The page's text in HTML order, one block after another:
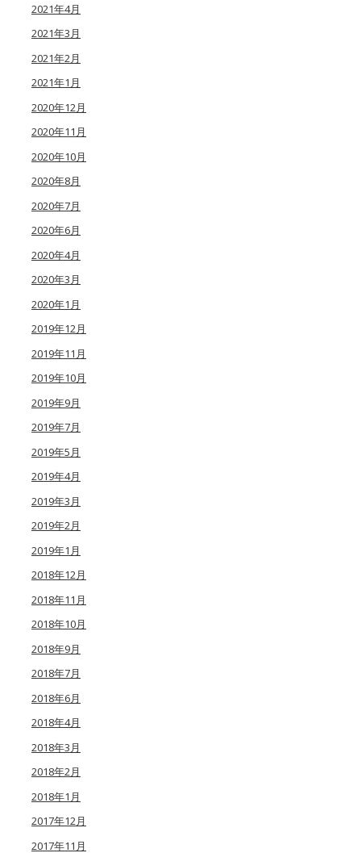
2021年4月
2021年3月
2021年2月
2021年1月
2020年12月
2020年11月
2020年10月
2020年8月
2020年7月
2020年6月
2020年4月
2020年3月
2020年1月
2019年12月
2019年11月
2019年10月
2019年9月
2019年7月
2019年5月
2019年4月
2019年3月
2019年2月
2019年1月
2018年12月
2018年11月
2018年10月
2018年9月
2018年7月
2018年6月
2018年4月
2018年3月
2018年2月
2018年1月
2017年12月
2017年11月